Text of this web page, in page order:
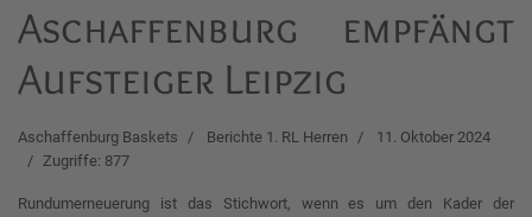
Aschaffenburg empfängt
Aufsteiger Leipzig
Aschaffenburg Baskets Berichte 1. RL Herren
11. Oktober 2024
Zugriffe: 877
Rundumerneuerung ist das Stichwort, wenn es um den Kader der